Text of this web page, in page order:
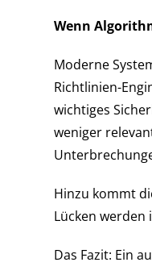
Wenn
Moderne
Richtlinien-
wichtiges
weniger
Hinzu kommt
Lücken
Das Fazit: Ein